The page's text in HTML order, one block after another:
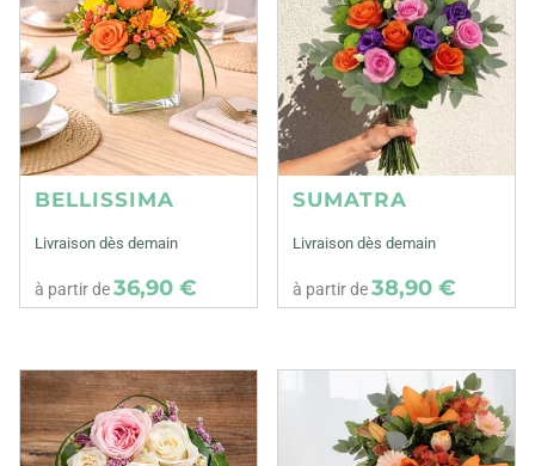
BELLISSIMA
Livraison dès demain
à partir de36,90 €
SUMATRA
Livraison dès demain
à partir de38,90 €